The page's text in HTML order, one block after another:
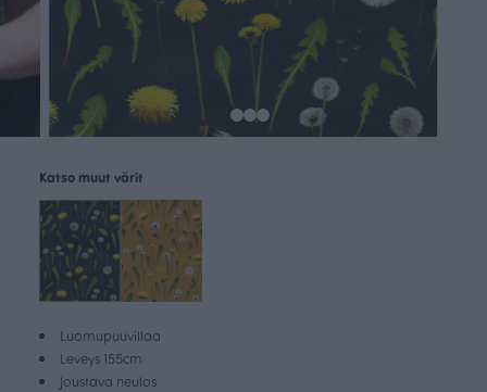
Luomupuuvillaa
Leveys 155cm
Joustava neulos
Katso muut värit